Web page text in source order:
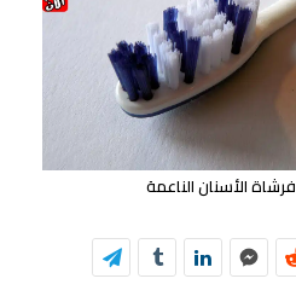
الأسنان الناعمة